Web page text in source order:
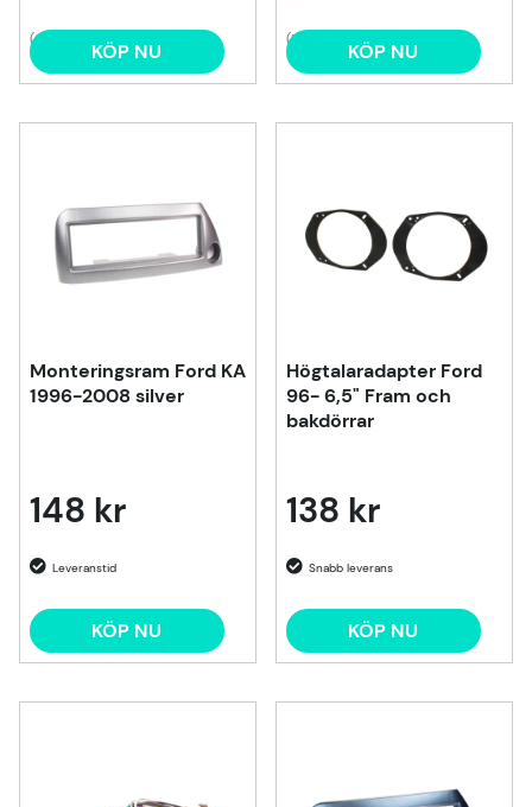
(2) KÖP NU (1) KÖP NU
Monteringsram Ford KA
1996-2008 silver
148 kr
KÖP NU
Högtalaradapter Ford
96- 6,5" Fram och
bakdörrar
138 kr
KÖP NU